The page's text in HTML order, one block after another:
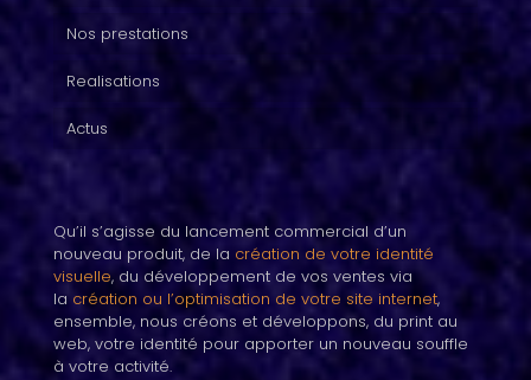
Nos prestations
Realisations
Actus
Qu’il s’agisse du lancement commercial d’un
nouveau produit, de la création de votre identité
visuelle, du développement de vos ventes via
la création ou l’optimisation de votre site internet,
ensemble, nous créons et développons, du print au
web, votre identité pour apporter un nouveau souffle
à votre activité.